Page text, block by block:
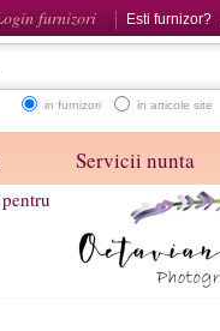
furnizori Esti furnizor?
in furnizori in articole site
Servicii nunta